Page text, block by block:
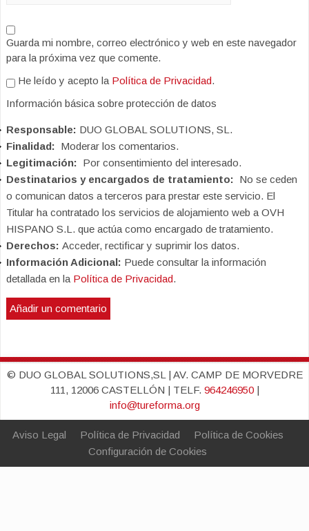
Guarda mi nombre, correo electrónico y web en este navegador
para la próxima vez que comente.
He leído y acepto la Política de Privacidad.
Información básica sobre protección de datos
Responsable: DUO GLOBAL SOLUTIONS, SL.
Finalidad: Moderar los comentarios.
Legitimación: Por consentimiento del interesado.
Destinatarios y encargados de tratamiento: No se ceden
o comunican datos a terceros para prestar este servicio. El
Titular ha contratado los servicios de alojamiento web a OVH
HISPANO S.L. que actúa como encargado de tratamiento.
Derechos: Acceder, rectificar y suprimir los datos.
Información Adicional: Puede consultar la información
detallada en la Política de Privacidad.
© DUO GLOBAL SOLUTIONS,SL | AV. CAMP DE MORVEDRE
111, 12006 CASTELLÓN | TELF. 964246950|
info@tureforma.org
Aviso Legal Política de Privacidad
Política de Cookies
Configuración de Cookies